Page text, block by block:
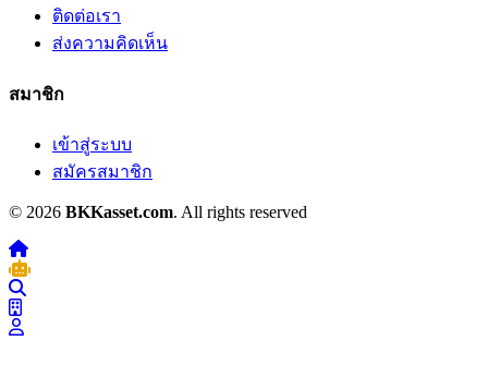
ติดต่อเรา
ส่งความคิดเห็น
สมาชิก
เข้าสู่ระบบ
สมัครสมาชิก
© 2026 BKKasset.com. All rights reserved